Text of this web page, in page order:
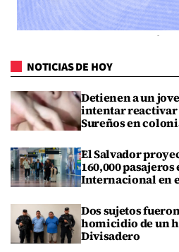
NOTICIAS DE HOY
Detienen a un
intentar reactivar
Sureños en
El Salvador
160,000
Internacional en
Dos sujetos
homicidio de un
Divisadero